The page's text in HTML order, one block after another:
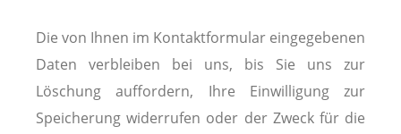
Die von Ihnen im Kontaktformular eingegebenen
Daten verbleiben bei uns, bis Sie uns zur
Löschung auffordern, Ihre Einwilligung zur
Speicherung widerrufen oder der Zweck für die